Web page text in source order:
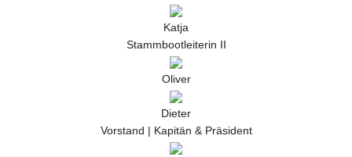
Katja
Stammbootleiterin II
Oliver
Dieter
Vorstand | Kapitän & Präsident